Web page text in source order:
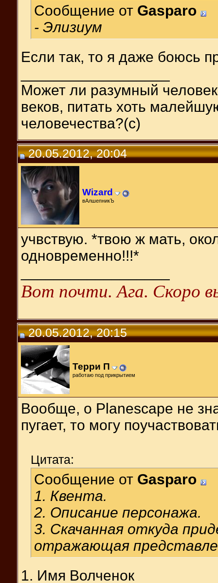
Сообщение от Gasparo
- Элизиум
Если так, то я даже боюсь
Может ли разумный
веков, питать хоть
человечества?(с)
20.05.2012, 20:04
Wizard
вАлшепникЪ
учвствую. *твою ж мать,
одновременно!!!*
Вот почти. Ага. Скоро
20.05.2012, 20:15
Терри П
работаю под прикрытием
Вообще, о Planescape не
пугает, то могу
Цитата:
Сообщение от Gasparo
1. Квента.
2. Описание персонажа.
3. Скачанная откуда
отражающая
1. Имя Волченок